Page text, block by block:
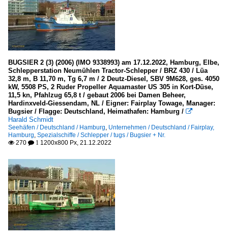
BUGSIER 2 (3) (2006) (IMO 9338993) am 17.12.2022, Hamburg, Elbe,
Schlepperstation Neumühlen Tractor-Schlepper / BRZ 430 / Lüa
32,8 m, B 11,70 m, Tg 6,7 m / 2 Deutz-Diesel, SBV 9M628, ges. 4050
kW, 5508 PS, 2 Ruder Propeller Aquamaster US 305 in Kort-Düse,
11,5 kn, Pfahlzug 65,8 t / gebaut 2006 bei Damen Beheer,
Hardinxveld-Giessendam, NL / Eigner: Fairplay Towage, Manager:
Bugsier / Flagge: Deutschland, Heimathafen: Hamburg / 
Harald Schmidt
Seehäfen / Deutschland / Hamburg, Unternehmen / Deutschland / Fairplay,
Hamburg, Spezialschiffe / Schlepper / tugs / Bugsier + Nr.
 270  1 1200x800 Px, 21.12.2022